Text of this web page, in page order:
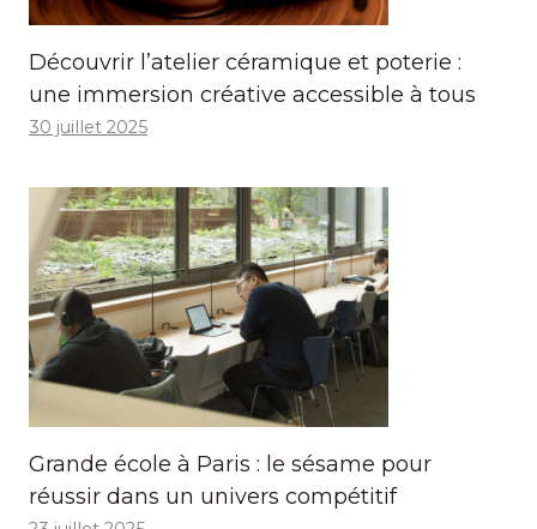
Découvrir l’atelier céramique et poterie :
une immersion créative accessible à tous
30 juillet 2025
Grande école à Paris : le sésame pour
réussir dans un univers compétitif